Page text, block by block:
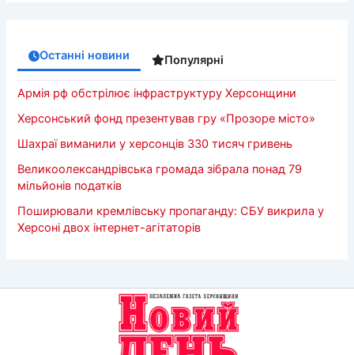
Останні новини Популярні
Армія рф обстрілює інфраструктуру Херсонщини
Херсонський фонд презентував гру «Прозоре місто»
Шахраї виманили у херсонців 330 тисяч гривень
Великоолександрівська громада зібрала понад 79
мільйонів податків
Поширювали кремлівську пропаганду: СБУ викрила у
Херсоні двох інтернет-агітаторів